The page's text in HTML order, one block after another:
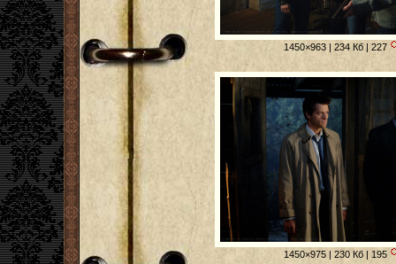
1450×963 | 234 Кб | 227
1450×975 | 230 Кб | 195